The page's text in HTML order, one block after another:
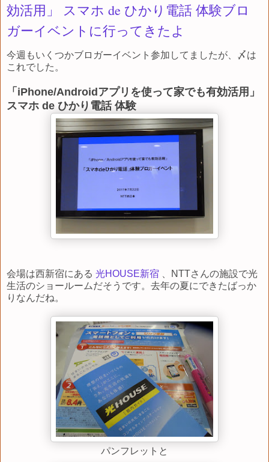
効活用」 スマホ de ひかり電話 体験ブロ
ガーイベントに行ってきたよ
今週もいくつかブロガーイベント参加してましたが、〆は
これでした。
「iPhone/Androidアプリを使って家でも有効活用」
スマホ de ひかり電話 体験
会場は西新宿にある 光HOUSE新宿 、NTTさんの施設で光
生活のショールームだそうです。去年の夏にできたばっか
りなんだね。
パンフレットと